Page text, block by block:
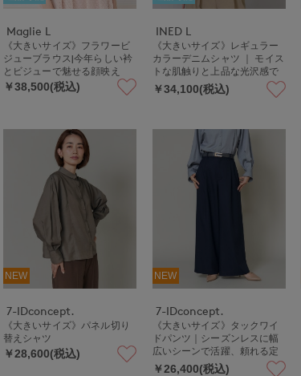
Maglie L
《大きいサイズ》フラワービ
ジューブラウス|今年らしい衿
とビジューで魅せる顔映え
￥38,500(税込)
INED L
《大きいサイズ》レギュラー
カラーデニムシャツ ｜ モイス
トな肌触りと上品な光沢感で
魅せる大人デニム 軽量/手洗い
可
￥34,100(税込)
NEW
7-IDconcept.
《大きいサイズ》パネル切り
替えシャツ
￥28,600(税込)
NEW
7-IDconcept.
《大きいサイズ》タックワイ
ドパンツ｜シーズンレスに幅
広いシーンで活躍、頼れる定
番アイテム
￥26,400(税込)